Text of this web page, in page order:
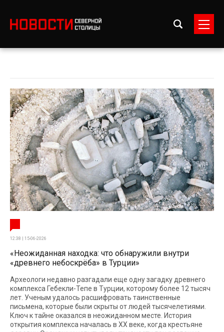
12:38 | 15-06-2026
«Неожиданная находка: что обнаружили внутри
«древнего небоскрёба» в Турции»
Археологи недавно разгадали еще одну загадку древнего
комплекса Гебекли-Тепе в Турции, которому более 12 тысяч
лет. Ученым удалось расшифровать таинственные
письмена, которые были скрыты от людей тысячелетиями.
Ключ к тайне оказался в неожиданном месте. История
открытия комплекса началась в XX веке, когда крестьяне